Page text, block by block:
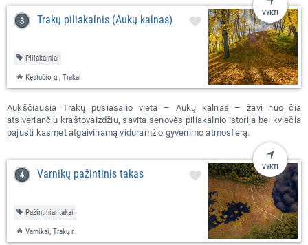
Trakų piliakalnis (Aukų kalnas)
Piliakalniai
Kęstučio g., Trakai
VYKTI
Aukščiausia Trakų pusiasalio vieta – Aukų kalnas – žavi nuo čia
atsiveriančiu kraštovaizdžiu, savita senovės piliakalnio istorija bei kviečia
pajusti kasmet atgaivinamą viduramžio gyvenimo atmosferą.
Varnikų pažintinis takas
Pažintiniai takai
Varnikai, Trakų r.
VYKTI